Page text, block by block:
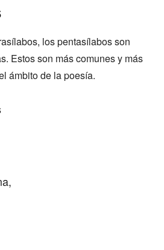
los pentasílabos son
Estos son más comunes y más
ámbito de la poesía.